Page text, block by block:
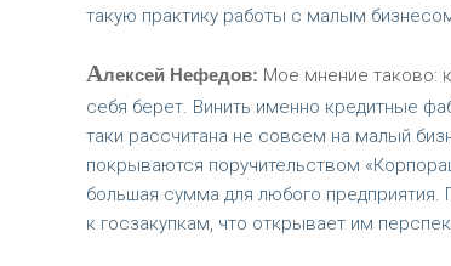
такую практику работы с малым
Алексей Нефедов: Мое мнение таково:
себя берет. Винить именно кредитные
таки рассчитана не совсем на малый
покрываются поручительством
большая сумма для любого предприятия.
к госзакупкам, что открывает им